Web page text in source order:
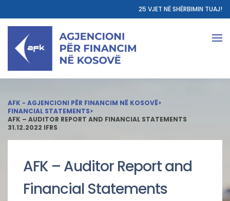
25 VJET NË SHËRBIMIN TUAJ!
AFK - AGJENCIONI PËR FINANCIM NË KOSOVË>
FINANCIAL STATEMENTS>
AFK – AUDITOR REPORT AND FINANCIAL STATEMENTS
31.12.2022 IFRS
AFK – Auditor Report and
Financial Statements